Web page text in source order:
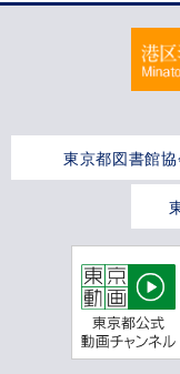
東京都図書館